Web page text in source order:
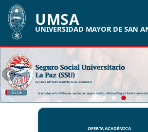
UMSA
UNIVERSIDAD MAYOR DE SAN
UMSA
❮
OFERTA ACADÉMICA